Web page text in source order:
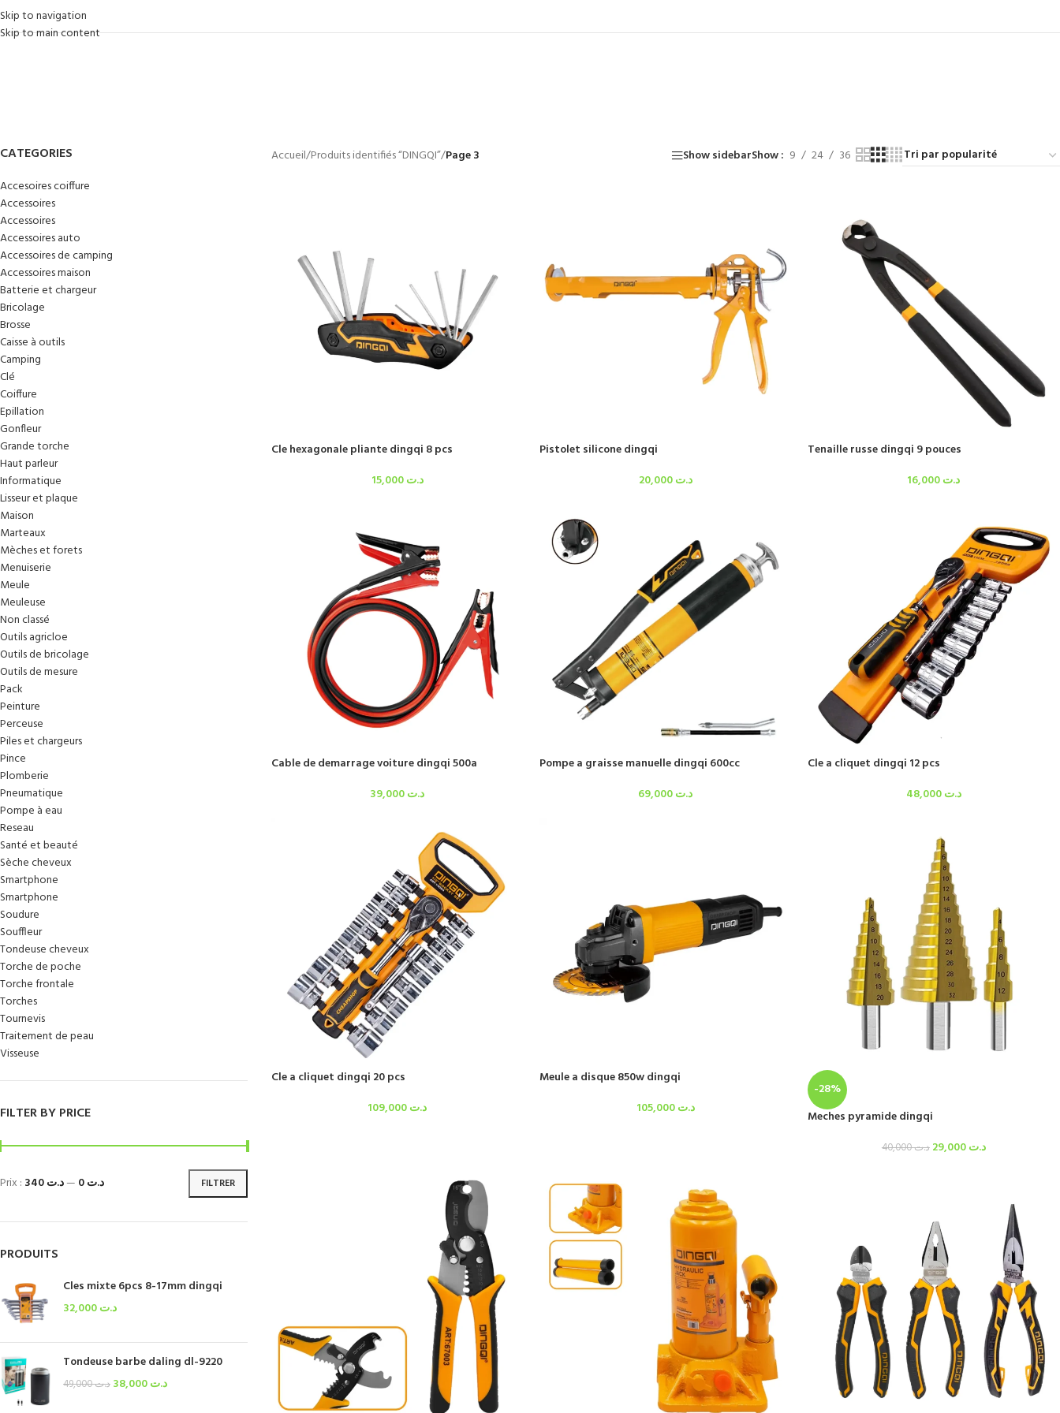
Skip to navigation
Skip to main content
CATEGORIES
Accesoires coiffure
Accessoires
Accessoires
Accessoires auto
Accessoires de camping
Accessoires maison
Batterie et chargeur
Bricolage
Brosse
Caisse à outils
Camping
Clé
Coiffure
Epillation
Gonfleur
Grande torche
Haut parleur
Informatique
Lisseur et plaque
Maison
Marteaux
Mèches et forets
Menuiserie
Meule
Meuleuse
Non classé
Outils agricloe
Outils de bricolage
Outils de mesure
Pack
Peinture
Perceuse
Piles et chargeurs
Pince
Plomberie
Pneumatique
Pompe à eau
Reseau
Santé et beauté
Sèche cheveux
Smartphone
Smartphone
Soudure
Souffleur
Tondeuse cheveux
Torche de poche
Torche frontale
Torches
Tournevis
Traitement de peau
Visseuse
FILTER BY PRICE
FILTRER
Prix : د.ت 0 —د.ت 340
PRODUITS
Cles mixte 6pcs 8-17mm dingqi
د.ت
Tondeuse barbe daling dl-9220
د.ت49,000 د.ت
Accueil/Produits identifiés “DINGQI”/Page 3 Show sidebarShow 9 24 36
Cle hexagonale pliante dingqi 8 pcs
د.ت15,000
Pistolet silicone dingqi
د.ت20,000
Tenaille russe dingqi 9 pouces
د.ت
Cable de demarrage voiture dingqi 500a
د.ت
Pompe a graisse manuelle dingqi 600cc
د.ت
Cle a cliquet dingqi 12 pcs
د.ت48,000
Cle a cliquet dingqi 20 pcs
د.ت
Meule a disque 850w dingqi
د.ت105,000
-28%
Meches pyramide dingqi
د.ت40,000 د.ت29,000